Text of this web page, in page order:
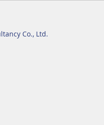
Co., Ltd.